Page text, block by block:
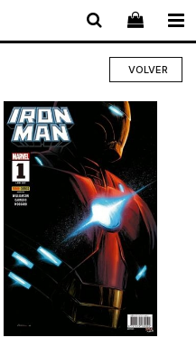
VOLVER